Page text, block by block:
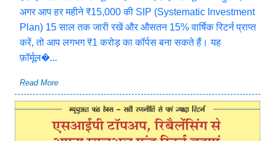
अगर आप हर महीने ₹15,000 की SIP (Systematic Investment
Plan) 15 साल तक जारी रखें और औसतन 15% वार्षिक रिटर्न प्राप्त
करें, तो आप लगभग ₹1 करोड़ का कॉर्पस बना सकते हैं। यह
फ़ॉर्मूल�...
Read More